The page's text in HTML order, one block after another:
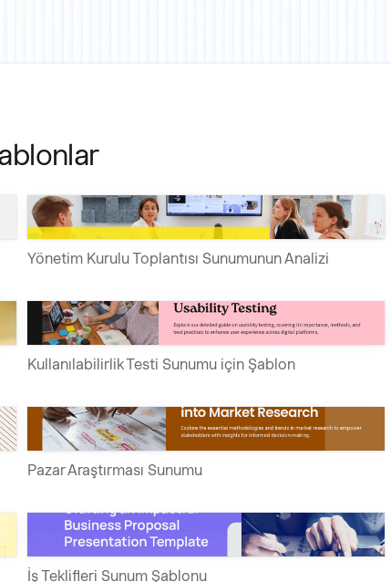
Yönetim Kurulu Toplantısı Sunumunun Analizi
Kullanılabilirlik Testi Sunumu için Şablon
Pazar Araştırması Sunumu
İş Teklifleri Sunum Şablonu